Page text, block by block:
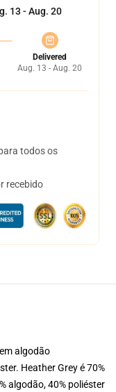
13 - Aug. 20
Delivered
Aug. 13 - Aug. 20
todos os
recebido
algodão
Heather Grey é 70%
algodão, 40% poliéster